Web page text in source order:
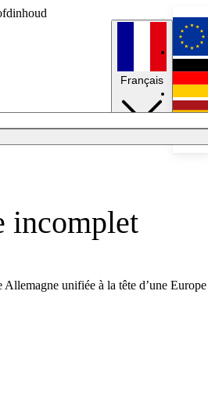
Français
incomplet
unifiée à la tête d’une